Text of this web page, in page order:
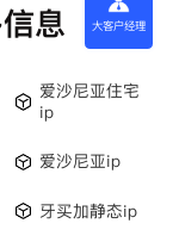
息
爱沙尼亚住宅
ip
爱沙尼亚ip
牙买加静态ip
大客户经理